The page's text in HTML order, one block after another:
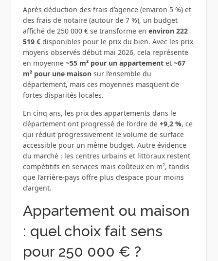
Après déduction des frais d’agence (environ 5 %) et
des frais de notaire (autour de 7 %), un budget
affiché de 250 000 € se transforme en environ 222
519 €disponibles pour le prix du bien. Avec les prix
moyens observés début mai 2026, cela représente
en moyenne ~55 m² pour un appartementet ~67
m² pour une maisonsur l’ensemble du
département, mais ces moyennes masquent de
fortes disparités locales.
En cinq ans, les prix des appartements dans le
département ont progressé de l’ordre de +9,2 %, ce
qui réduit progressivement le volume de surface
accessible pour un même budget. Autre évidence
du marché : les centres urbains et littoraux restent
compétitifs en services mais coûteux en m², tandis
que l’arrière‑pays offre plus d’espace pour moins
d’argent.
Appartement ou maison
: quel choix fait sens
pour 250 000 € ?